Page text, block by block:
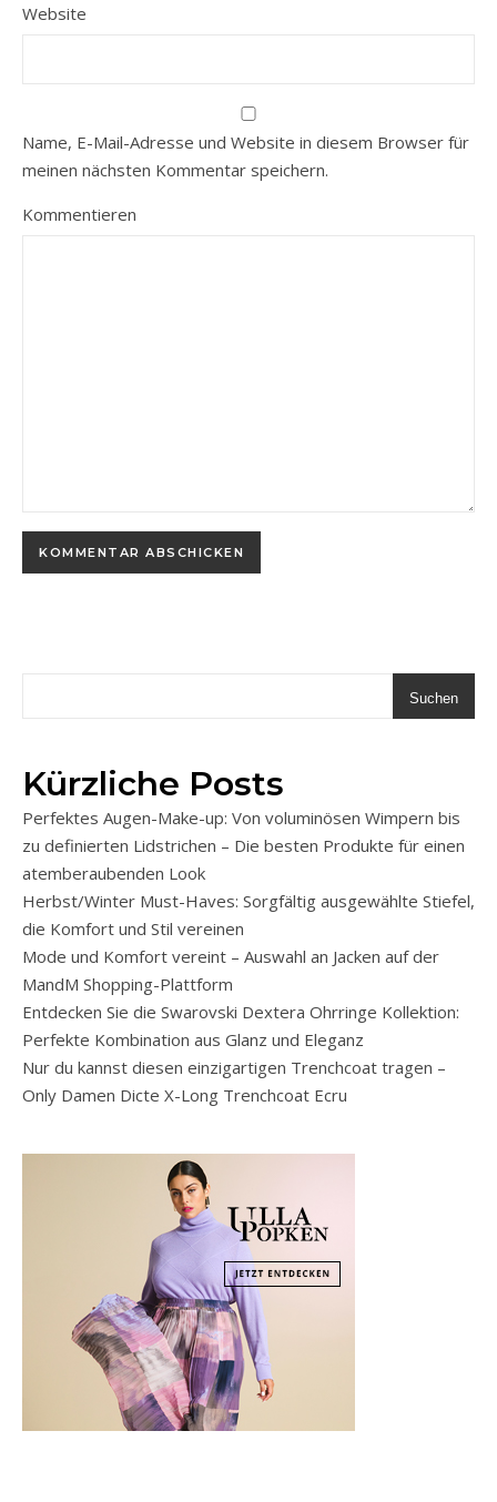
Website
Name, E-Mail-Adresse und Website in diesem Browser für
meinen nächsten Kommentar speichern.
Kommentieren
Suchen
Kürzliche Posts
Perfektes Augen-Make-up: Von voluminösen Wimpern bis
zu definierten Lidstrichen – Die besten Produkte für einen
atemberaubenden Look
Herbst/Winter Must-Haves: Sorgfältig ausgewählte Stiefel,
die Komfort und Stil vereinen
Mode und Komfort vereint – Auswahl an Jacken auf der
MandM Shopping-Plattform
Entdecken Sie die Swarovski Dextera Ohrringe Kollektion:
Perfekte Kombination aus Glanz und Eleganz
Nur du kannst diesen einzigartigen Trenchcoat tragen –
Only Damen Dicte X-Long Trenchcoat Ecru